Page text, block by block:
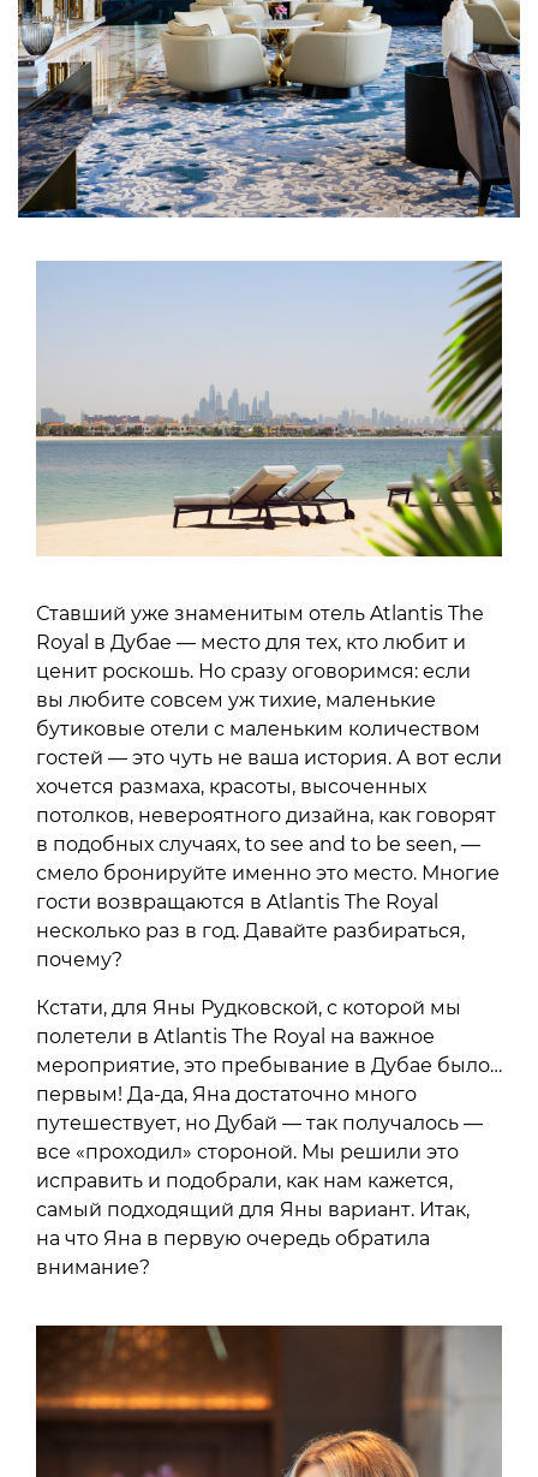
Ставший уже знаменитым отель Atlantis The
Royal в Дубае — место для тех, кто любит и
ценит роскошь. Но сразу оговоримся: если
вы любите совсем уж тихие, маленькие
бутиковые отели с маленьким количеством
гостей — это чуть не ваша история. А вот если
хочется размаха, красоты, высоченных
потолков, невероятного дизайна, как говорят
в подобных случаях, to see and to be seen, —
смело бронируйте именно это место. Многие
гости возвращаются в Atlantis The Royal
несколько раз в год. Давайте разбираться,
почему?
Кстати, для Яны Рудковской, с которой мы
полетели в Atlantis The Royal на важное
мероприятие, это пребывание в Дубае было…
первым! Да-да, Яна достаточно много
путешествует, но Дубай — так получалось —
все «проходил» стороной. Мы решили это
исправить и подобрали, как нам кажется,
самый подходящий для Яны вариант. Итак,
на что Яна в первую очередь обратила
внимание?